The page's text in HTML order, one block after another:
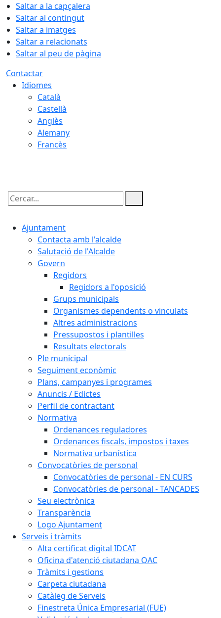
Saltar a la capçalera
Saltar al contingut
Saltar a imatges
Saltar a relacionats
Saltar al peu de pàgina
Contactar
Idiomes
Català
Castellà
Anglès
Alemany
Francès
Cercar:
Ajuntament
Contacta amb l'alcalde
Salutació de l'Alcalde
Govern
Regidors
Regidors a l'oposició
Grups municipals
Organismes dependents o vinculats
Altres administracions
Pressupostos i plantilles
Resultats electorals
Ple municipal
Seguiment econòmic
Plans, campanyes i programes
Anuncis / Edictes
Perfil de contractant
Normativa
Ordenances reguladores
Ordenances fiscals, impostos i taxes
Normativa urbanística
Convocatòries de personal
Convocatòries de personal - EN CURS
Convocatòries de personal - TANCADES
Seu electrònica
Transparència
Logo Ajuntament
Serveis i tràmits
Alta certificat digital IDCAT
Oficina d'atenció ciutadana OAC
Tràmits i gestions
Carpeta ciutadana
Catàleg de Serveis
Finestreta Única Empresarial (FUE)